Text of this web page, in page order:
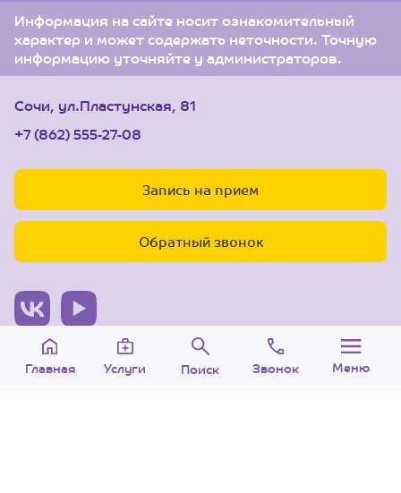
Информация на сайте носит ознакомительный
характер и может содержать неточности. Точную
информацию уточняйте у администраторов.
Сочи, ул.Пластунская, 81
+7 (862) 555-27-08
Запись на прием
Обратный звонок
© 2005-2026 Центр доктора Бубновского в Сочи.
ООО «Ариана», лицензия Л041-01126-
Главная Услуги Поиск Звонок Меню